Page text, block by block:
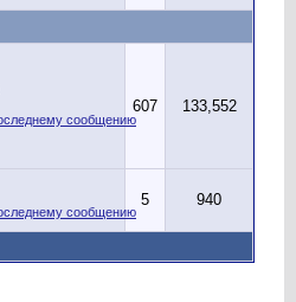
607 133,552
5 940